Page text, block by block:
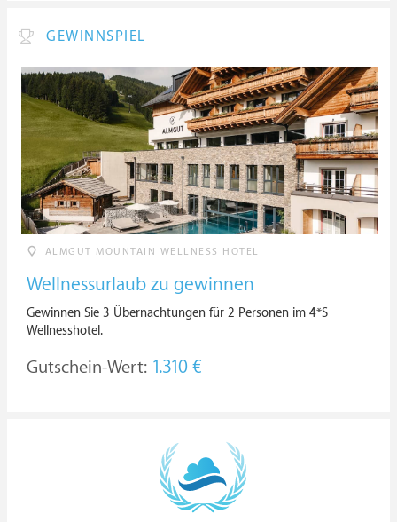
GEWINNSPIEL
ALMGUT MOUNTAIN WELLNESS HOTEL
Wellnessurlaub zu gewinnen
Gewinnen Sie 3 Übernachtungen für 2 Personen im 4*S
Wellnesshotel.
Gutschein-Wert: 1.310 €